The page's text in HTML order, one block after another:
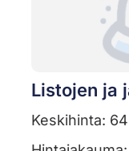
Listojen ja
Keskihinta: